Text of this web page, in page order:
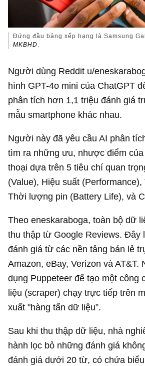
Đứng đầu bảng xếp hạng là Samsung
MKBHD.
Người dùng Reddit u/
hình GPT-4o mini của ChatGPT
phân tích hơn 1,1 triệu đánh giá
mẫu smartphone khác nhau.
Người này đã yêu cầu AI phân
tìm ra những ưu, nhược điểm
thoại dựa trên 5 tiêu chí quan
(Value), Hiệu suất
Thời lượng pin (Battery Life), và
Theo eneskaraboga, toàn bộ dữ
thu thập từ Google Reviews. Đây
đánh giá từ các nền tảng bán lẻ
Amazon, eBay, Verizon và
dụng Puppeteer để tạo một công
liệu (scraper) chạy trực tiếp trên
xuất "hàng tấn dữ liệu”.
Sau khi thu thập dữ liệu, nhà
hành lọc bỏ những đánh giá
đánh giá dưới 20 từ, có chứa